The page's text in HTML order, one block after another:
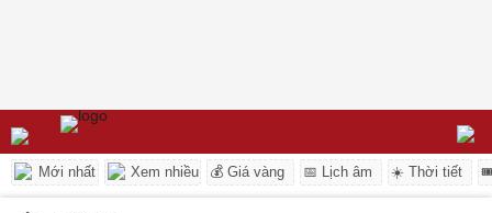
Mới nhất Xem nhiều 💰 Giá vàng 📅 Lịch âm ☀️ Thời tiết